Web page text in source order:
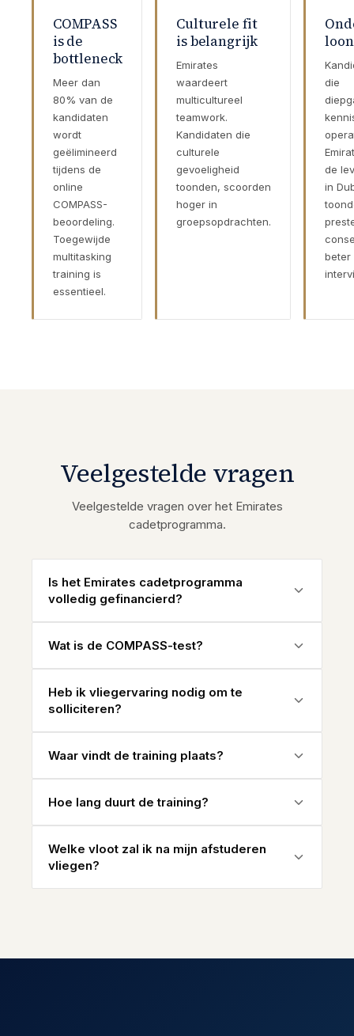
COMPASS
is de
bottleneck
Meer dan
80% van de
kandidaten
wordt
geëlimineerd
tijdens de
online
COMPASS-
beoordeling.
Toegewijde
multitasking
training is
essentieel.
Culturele fit
is belangrijk
Emirates
waardeert
multicultureel
teamwork.
Kandidaten die
culturele
gevoeligheid
toonden, scoorden
hoger in
groepsopdrachten.
die
de
in
beter
Veelgestelde vragen
Veelgestelde vragen over het Emirates
cadetprogramma.
Is het Emirates cadetprogramma
volledig gefinancierd?
Wat is de COMPASS-test?
Heb ik vliegervaring nodig om te
solliciteren?
Waar vindt de training plaats?
Hoe lang duurt de training?
Welke vloot zal ik na mijn afstuderen
vliegen?